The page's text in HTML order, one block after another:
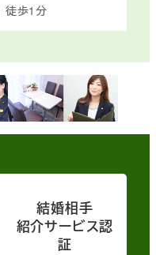
徒歩1分
結婚相手
紹介サービス認
証